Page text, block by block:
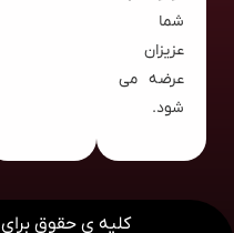
شما
عزیزان
عرضه می
شود.
کلیه ی حقوق برای